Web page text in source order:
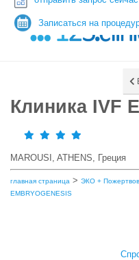
Клиника IVF
MAROUSI, ATHENS, Греция
главная страница > ЭКО +
EMBRYOGENESIS
Записаться на